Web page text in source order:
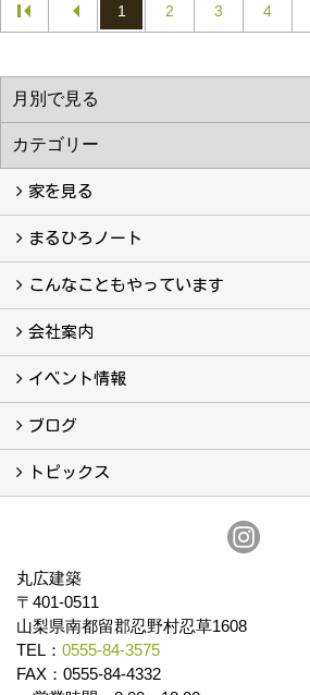
1 2 3 4
家を見る
フォトギャラリー
現場レポート
完工事例
お客様の声
まるひろノート
真っ直ぐの家づくり
自慢の大工たち
こだわりの自然素材
快適な家のエッセンス
注文住宅ができるまで
こんなこともやっています
こんなこともやっています
会社案内
会社案内
まるひろの人
スタッフ紹介
プライバシーポリシー
イベント情報
イベント予告
イベント報告
ブログ
ブログ
トピックス
丸広建築
〒401-0511
山梨県南都留郡忍野村忍草1608
TEL： 0555-84-3575
FAX：0555-84-4332